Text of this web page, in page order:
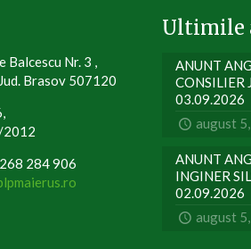
Nr. 3 ,
Brasov 507120
2012
284 906
Ultimile
ANUNT
CONSILIER
03.09.2026
august
ANUNT
INGINER
02.09.2026
august